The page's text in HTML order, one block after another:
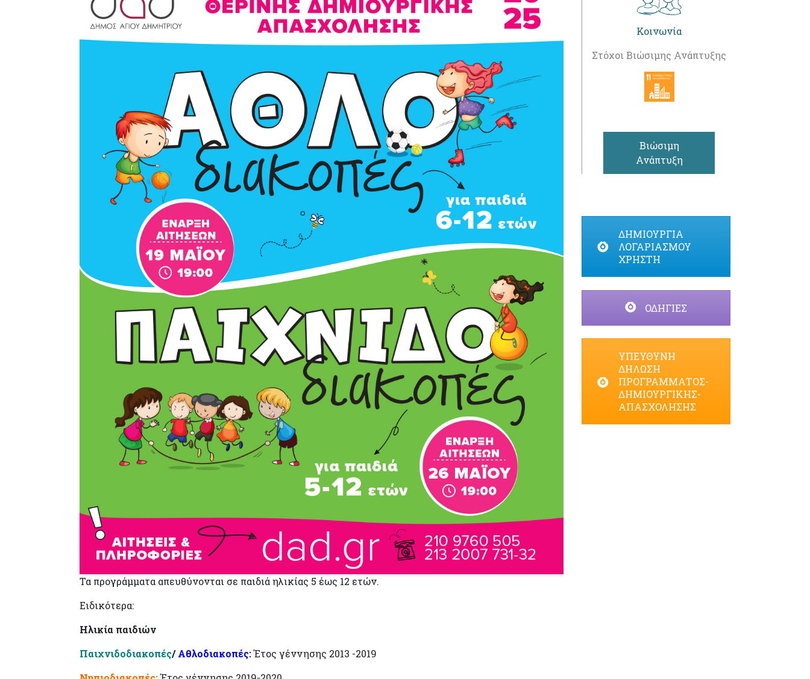
Τα προγράμματα απευθύνονται σε παιδιά ηλικίας 5 έως 12 ετών.
Ειδικότερα:
Ηλικία παιδιών
Παιχνιδοδιακοπές/Αθλοδιακοπές:Έτος γέννησης 2013 -2019
Κοινωνία
Στόχοι Βιώσιμης Ανάπτυξης
Βιώσιμη
Ανάπτυξη
ΔΗΜΙΟΥΡΓΙΑ
ΛΟΓΑΡΙΑΣΜΟΥ
ΧΡΗΣΤΗ
ΟΔΗΓΙΕΣ
ΥΠΕΥΘΥΝΗ
ΔΗΛΩΣΗ
ΠΡΟΓΡΑΜΜΑΤΟΣ-
ΔΗΜΙΟΥΡΓΙΚΗΣ-
ΑΠΑΣΧΟΛΗΣΗΣ